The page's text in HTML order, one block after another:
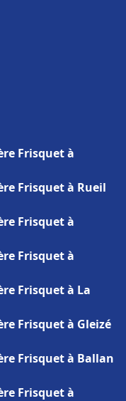
Frisquet à
Frisquet à Rueil
Frisquet à
Frisquet à
Frisquet à La
Frisquet à Gleizé
Frisquet à Ballan
Frisquet à